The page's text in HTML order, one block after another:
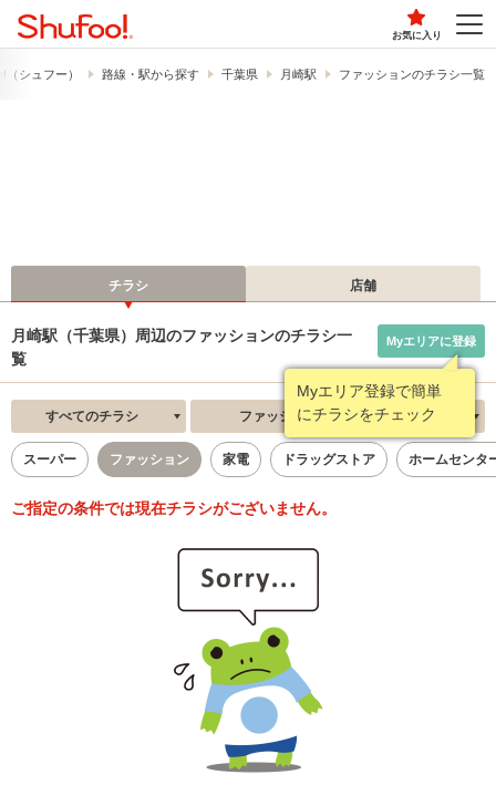
お気に入り
シュフー） 路線・駅から探す 千葉県 月崎駅 ファッションのチラシ一覧
チラシ 店舗
月崎駅（千葉県）周辺のファッションのチラシ一
覧
Myエリア登録で簡単
にチラシをチェック
Myエリアに登録
すべてのチラシ ファッション 新着順
スーパー ファッション 家電 ドラッグストア ホームセンタ
ご指定の条件では現在チラシがございません。